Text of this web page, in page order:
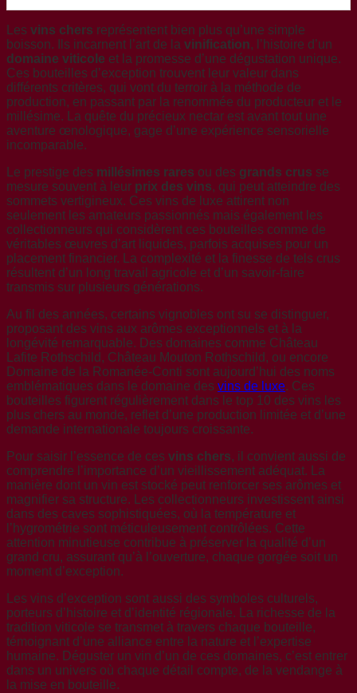
Les vins chers représentent bien plus qu’une simple
boisson. Ils incarnent l’art de la vinification, l’histoire d’un
domaine viticole et la promesse d’une dégustation unique.
Ces bouteilles d’exception trouvent leur valeur dans
différents critères, qui vont du terroir à la méthode de
production, en passant par la renommée du producteur et le
millésime. La quête du précieux nectar est avant tout une
aventure œnologique, gage d’une expérience sensorielle
incomparable.
Le prestige des millésimes rares ou des grands crus se
mesure souvent à leur prix des vins, qui peut atteindre des
sommets vertigineux. Ces vins de luxe attirent non
seulement les amateurs passionnés mais également les
collectionneurs qui considèrent ces bouteilles comme de
véritables œuvres d’art liquides, parfois acquises pour un
placement financier. La complexité et la finesse de tels crus
résultent d’un long travail agricole et d’un savoir-faire
transmis sur plusieurs générations.
Au fil des années, certains vignobles ont su se distinguer,
proposant des vins aux arômes exceptionnels et à la
longévité remarquable. Des domaines comme Château
Lafite Rothschild, Château Mouton Rothschild, ou encore
Domaine de la Romanée-Conti sont aujourd’hui des noms
emblématiques dans le domaine des vins de luxe. Ces
bouteilles figurent régulièrement dans le top 10 des vins les
plus chers au monde, reflet d’une production limitée et d’une
demande internationale toujours croissante.
Pour saisir l’essence de ces vins chers, il convient aussi de
comprendre l’importance d’un vieillissement adéquat. La
manière dont un vin est stocké peut renforcer ses arômes et
magnifier sa structure. Les collectionneurs investissent ainsi
dans des caves sophistiquées, où la température et
l’hygrométrie sont méticuleusement contrôlées. Cette
attention minutieuse contribue à préserver la qualité d’un
grand cru, assurant qu’à l’ouverture, chaque gorgée soit un
moment d’exception.
Les vins d’exception sont aussi des symboles culturels,
porteurs d’histoire et d’identité régionale. La richesse de la
tradition viticole se transmet à travers chaque bouteille,
témoignant d’une alliance entre la nature et l’expertise
humaine. Déguster un vin d’un de ces domaines, c’est entrer
dans un univers où chaque détail compte, de la vendange à
la mise en bouteille.